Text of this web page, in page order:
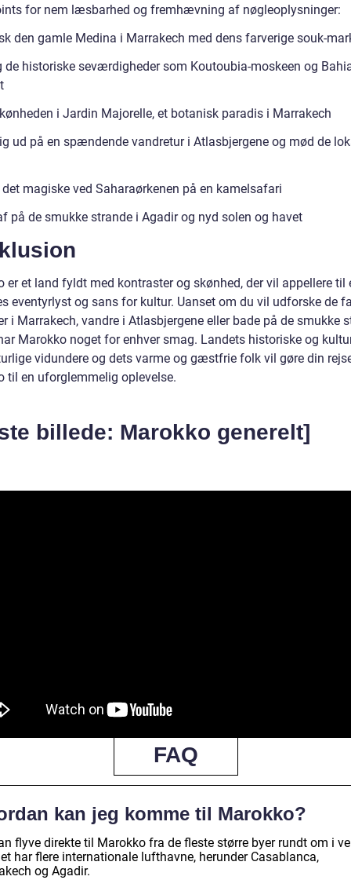
for nem læsbarhed og fremhævning af nøgleoplysninger:
den gamle Medina i Marrakech med dens farverige souk-
de historiske seværdigheder som Koutoubia-moskeen og
i Jardin Majorelle, et botanisk paradis i Marrakech
ud på en spændende vandretur i Atlasbjergene og mød de
magiske ved Saharaørkenen på en kamelsafari
på de smukke strande i Agadir og nyd solen og havet
er et land fyldt med kontraster og skønhed, der vil appellere til
eventyrlyst og sans for kultur. Uanset om du vil udforske de
i Marrakech, vandre i Atlasbjergene eller bade på de smukke
Marokko noget for enhver smag. Landets historiske og
vidundere og dets varme og gæstfrie folk vil gøre din
til en uforglemmelig oplevelse.
billede: Marokko generelt]
FAQ
kan jeg komme til Marokko?
flyve direkte til Marokko fra de fleste større byer rundt om i
har flere internationale lufthavne, herunder Casablanca,
og Agadir.